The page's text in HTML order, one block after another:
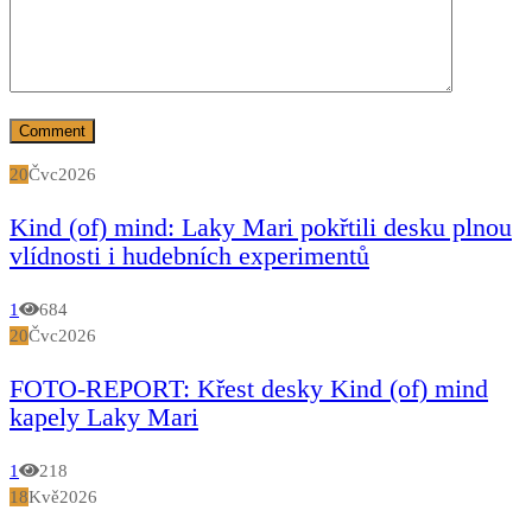
20Čvc2026
Kind (of) mind: Laky Mari pokřtili desku plnou
vlídnosti i hudebních experimentů
1
684
20Čvc2026
FOTO-REPORT: Křest desky Kind (of) mind
kapely Laky Mari
1
218
18Kvě2026